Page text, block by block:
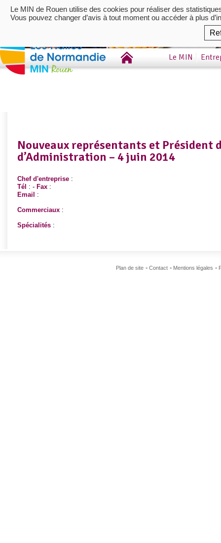
Le MIN
Nouveaux représentants et Président
d’Administration – 4 juin 2014
Chef d'entreprise :
Tél : - Fax :
Email
:
Commerciaux :
Spécialités :
Plan de site Contact Mentions légales
Le MIN de Rouen utilise des cookies pour réaliser des
Vous pouvez changer d’avis à tout moment ou accéder à plus